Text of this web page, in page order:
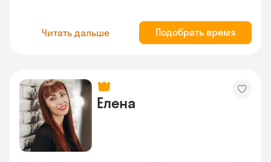
Читать дальше Подобрать время
Елена